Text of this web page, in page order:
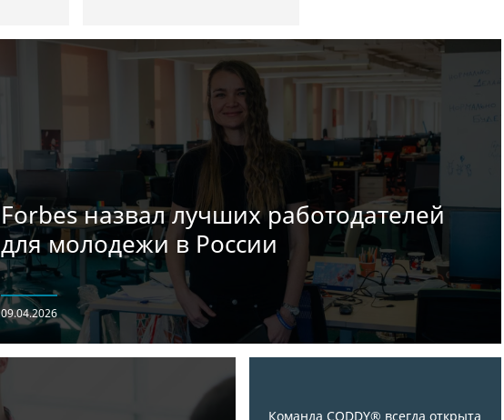
Forbes назвал лучших работодателей
для молодежи в России
09.04.2026
Команда CODDY® всегда открыта